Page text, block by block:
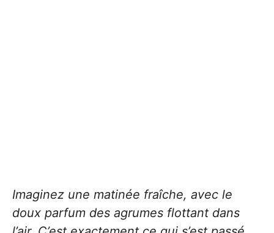
Imaginez une matinée fraîche, avec le
doux parfum des agrumes flottant dans